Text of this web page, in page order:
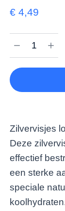
€ 4,49
Zilvervisjes
Deze
effectief
een sterke
speciale